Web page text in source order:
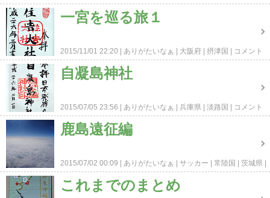
(0)
一宮を巡る旅１
2015/11/01 22:20 ありがたいなぁ 大阪府 摂津国
コメント
(0)
自凝島神社
2015/07/05 23:56 ありがたいなぁ 兵庫県 淡路国
コメント
(0)
鹿島遠征編
2015/07/02 00:09 ありがたいなぁ サッカー 常陸国
茨城県
コメント(0)
これまでのまとめ